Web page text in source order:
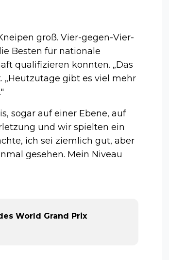
groß. Vier-gegen-Vier-
Besten für nationale
qualifizieren konnten. „Das
„Heutzutage gibt es viel mehr
sogar auf einer Ebene, auf
und wir spielten ein
ich sei ziemlich gut, aber
gesehen. Mein Niveau
World Grand Prix